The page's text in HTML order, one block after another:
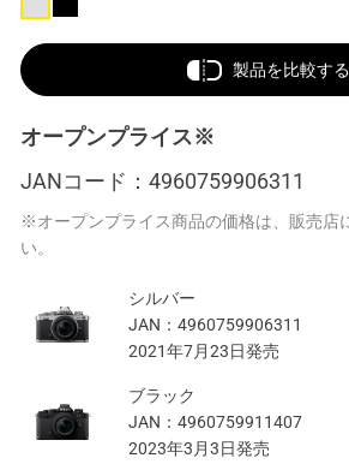
製品を比較する
オープンプライス※
JANコード： 4960759906311
※オープンプライス商品の価格は、販売店
い。
シルバー
JAN： 4960759906311
2021年7月23日発売
ブラック
JAN： 4960759911407
2023年3月3日発売